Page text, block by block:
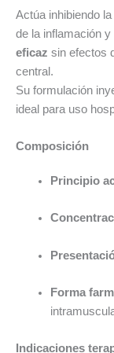
Actúa inhibiendo
de la inflamación
eficaz sin efectos
central.
Su formulación
ideal para uso
Composición
Principio
Forma
Indicaciones